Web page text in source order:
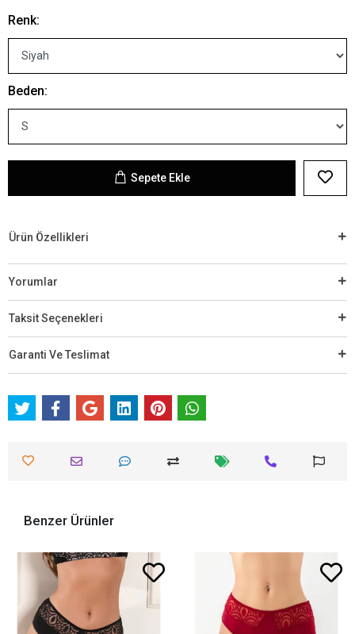
Renk:
Beden:
Sepete Ekle
Ürün Özellikleri
Yorumlar
Taksit Seçenekleri
Garanti Ve Teslimat
Benzer Ürünler